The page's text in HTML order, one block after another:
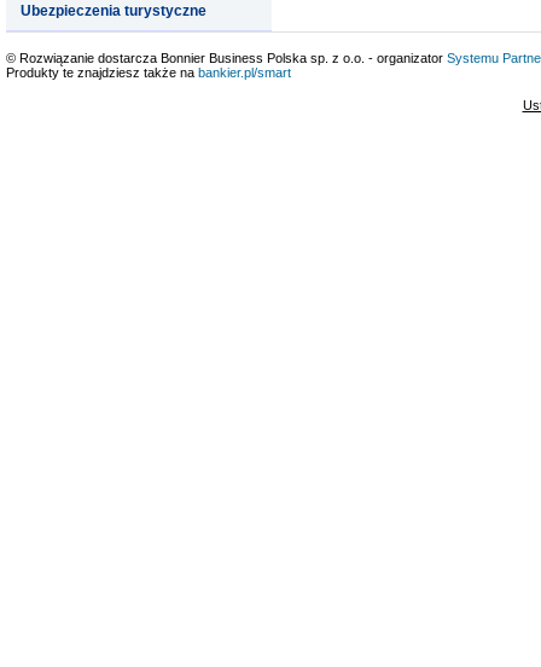
Ubezpieczenia turystyczne
© Rozwiązanie dostarcza Bonnier Business Polska sp. z o.o. - organizator Systemu
Produkty te znajdziesz także na bankier.pl/smart